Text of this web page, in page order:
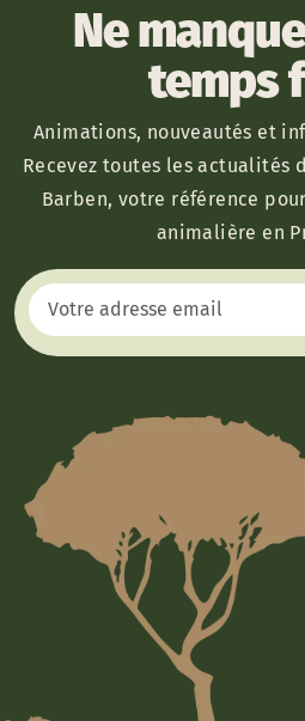
Ne
temps
Animations, nouveautés et
Recevez toutes les actualités
Barben, votre référence
animalière en